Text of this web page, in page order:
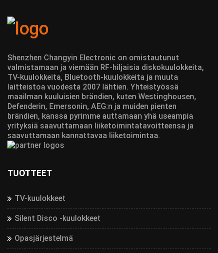
Shenzhen Changyin Electronic on omistautunut
valmistamaan ja viemään RF-hiljaisia diskokuulokkeita,
TV-kuulokkeita, Bluetooth-kuulokkeita ja muuta
laitteistoa vuodesta 2007 lähtien. Yhteistyössä
maailman kuuluisien brändien, kuten Westinghousen,
Defenderin, Emersonin, AEG:n ja muiden pienten
brändien, kanssa pyrimme auttamaan yhä useampia
yrityksiä saavuttamaan liiketoimintatavoitteensa ja
saavuttamaan kannattavaa liiketoimintaa.
TUOTTEET
TV-kuulokkeet
Silent Disco -kuulokkeet
Opasjärjestelmä